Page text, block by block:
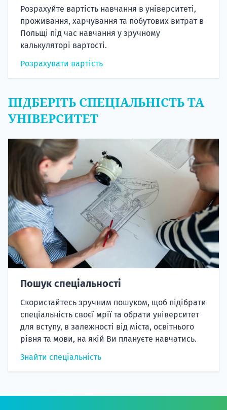
Розрахуйте вартість навчання в університеті,
проживання, харчування та побутових витрат в
Польщі під час навчання у зручному
калькуляторі вартості.
Розрахувати вартість
ПІДБЕРІТЬ СПЕЦІАЛЬНІСТЬ ТА
УНІВЕРСИТЕТ
Пошук спеціальності
Скористайтесь зручним пошуком, щоб підібрати
спеціальність своєї мрії та обрати університет
для вступу, в залежності від міста, освітнього
рівня та мови, на якій Ви плануєте навчатись.
Знайти спеціальність